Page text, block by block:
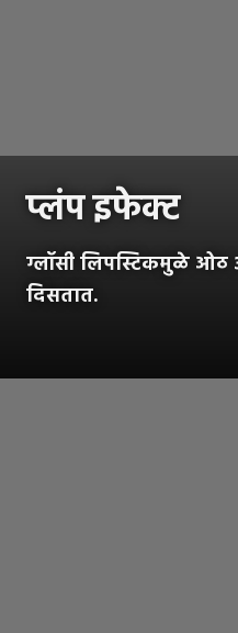
प्लंप इफेक्ट
ग्लॉसी लिपस्टिकमुळे
दिसतात.